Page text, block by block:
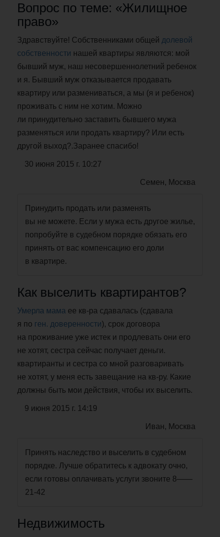
Вопрос по теме: «Жилищное
право»
Здравствуйте! Собственниками общей долевой
собственности нашей квартиры являются: мой
бывший муж, наш несовершеннолетний ребенок
и я. Бывший муж отказывается продавать
квартиру или размениваться, а мы (я и ребенок)
проживать с ним не хотим. Можно
ли принудительно заставить бывшего мужа
разменяться или продать квартиру? Или есть
другой выход?.Заранее спасибо!
30 июня 2015 г. 10:27
Семен, Москва
Принудить продать или разменять
вы не можете. Если у мужа есть другое жилье,
попробуйте в судебном порядке обязать его
принять от вас компенсацию его доли
в квартире.
Как выселить квартирантов?
Умерла мама ее кв-ра сдавалась (сдавала
я по ген. доверенности), срок договора
на проживание уже истек и продлевать они его
не хотят, сестра сейчас получает деньги.
квартиранты и сестра со мной разговаривать
не хотят, у меня есть завещание на кв-ру. Какие
должны быть мои действия, чтобы их выселить.
9 июня 2015 г. 14:19
Иван, Москва
Принять наследство и выселить в судебном
порядке. Лучше обратитесь к адвокату очно,
если готовы оплачивать услуги звоните 8——
21-42
Недвижимость